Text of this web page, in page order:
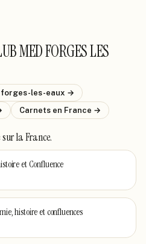
MED FORGES LES
forges-les-eaux →
Carnets en France →
sur la France.
et Confluence
histoire et confluences